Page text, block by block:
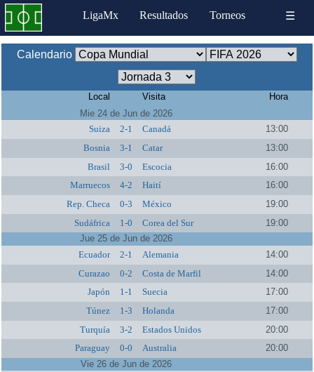
LigaMx Resultados Torneos ☰
Calendario
Local Visita
Hora
Mie 24 de Jun de 2026
Suiza
2-1 Canadá
13:00
Bosnia
3-1 Catar
13:00
Brasil
3-0 Escocia
16:00
Marruecos
4-2 Haití
16:00
Rep. Checa
0-3 México
19:00
Sudáfrica
1-0 Corea del Sur
19:00
Jue 25 de Jun de 2026
Ecuador
2-1 Alemania
14:00
Curazao
0-2 Costa de Marfil
14:00
Japón
1-1 Suecia
17:00
Túnez
1-3 Holanda
17:00
Turquía
3-2 Estados Unidos
20:00
Paraguay
0-0 Australia
20:00
Vie 26 de Jun de 2026